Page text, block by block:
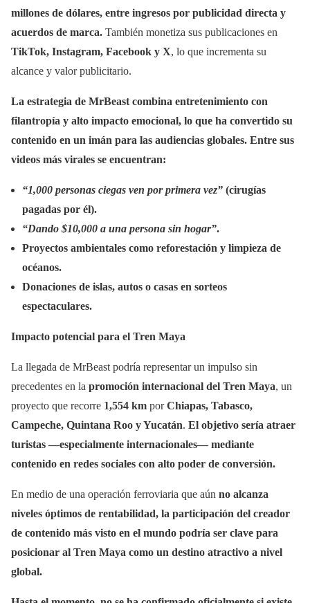
millones de dólares, entre ingresos por publicidad directa y
acuerdos de marca. También monetiza sus publicaciones en
TikTok, Instagram, Facebook y X, lo que incrementa su
alcance y valor publicitario.
La estrategia de MrBeast combina entretenimiento con
filantropía y alto impacto emocional, lo que ha convertido su
contenido en un imán para las audiencias globales. Entre sus
videos más virales se encuentran:
“1,000 personas ciegas ven por primera vez” (cirugías
pagadas por él).
“Dando $10,000 a una persona sin hogar”.
Proyectos ambientales como reforestación y limpieza de
océanos.
Donaciones de islas, autos o casas en sorteos
espectaculares.
Impacto potencial para el Tren Maya
La llegada de MrBeast podría representar un impulso sin
precedentes en la promoción internacional del Tren Maya, un
proyecto que recorre 1,554 km porChiapas, Tabasco,
Campeche, Quintana Roo y Yucatán. El objetivo sería atraer
turistas —especialmente internacionales— mediante
contenido en redes sociales con alto poder de conversión.
En medio de una operación ferroviaria que aún no alcanza
niveles óptimos de rentabilidad, la participación del creador
de contenido más visto en el mundo podría ser clave para
posicionar al Tren Maya como un destino atractivo a nivel
global.